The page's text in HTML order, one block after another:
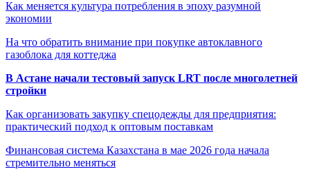
Как меняется культура потребления в эпоху разумной
экономии
На что обратить внимание при покупке автоклавного
газоблока для коттеджа
В Астане начали тестовый запуск LRT после многолетней
стройки
Как организовать закупку спецодежды для предприятия:
практический подход к оптовым поставкам
Финансовая система Казахстана в мае 2026 года начала
стремительно меняться